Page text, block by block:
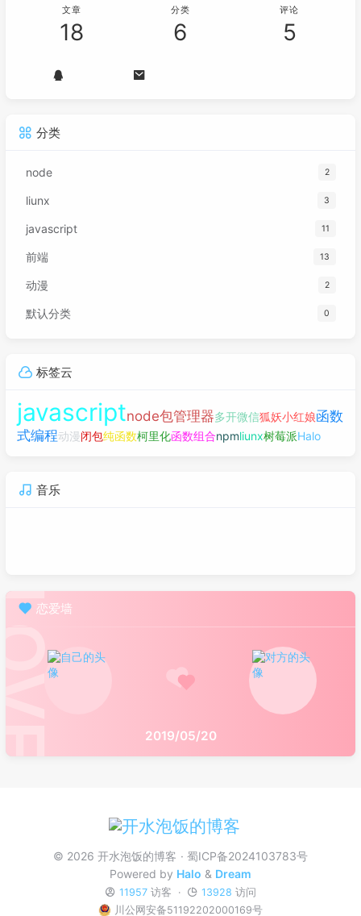
文章
18
分类
6
评论
5
分类
node 2
liunx 3
javascript 11
前端 13
动漫 2
默认分类 0
标签云
javascriptnode包管理器多开微信狐妖小红娘函数
式编程动漫闭包纯函数柯里化函数组合npmliunx树莓派Halo
音乐
恋爱墙
2019/05/20
© 2026 开水泡饭的博客
蜀ICP备2024103783号
Powered by Halo & Dream
11957 访客 13928 访问
川公网安备51192202000169号